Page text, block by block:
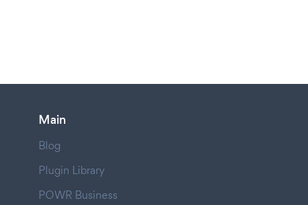
Main
Blog
Plugin Library
POWR Business